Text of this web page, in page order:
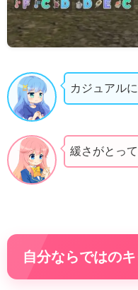
カジュアル
緩さがとっ
自分ならではの